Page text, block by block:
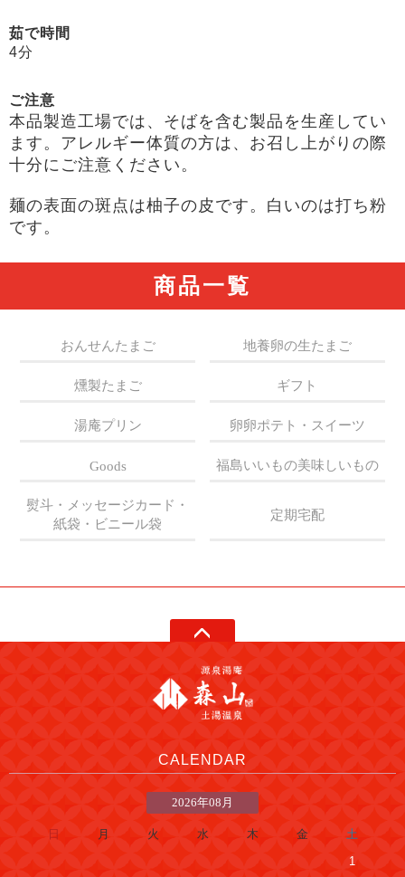
茹で時間
4分
ご注意
本品製造工場では、そばを含む製品を生産してい
ます。アレルギー体質の方は、お召し上がりの際
十分にご注意ください。
麺の表面の斑点は柚子の皮です。白いのは打ち粉
です。
商品一覧
おんせんたまご 地養卵の生たまご
燻製たまご ギフト
湯庵プリン 卵卵ポテト・スイーツ
Goods 福島いいもの美味しいもの
熨斗・メッセージカード・
紙袋・ビニール袋
定期宅配
CALENDAR
2026年08月
日 月 火 水 木 金
土
1